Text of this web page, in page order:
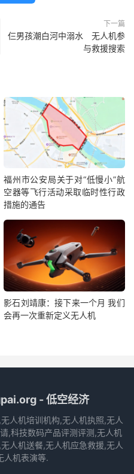
下一篇
仨男孩潮白河中溺水 无人机参
与救援搜索
福州市公安局关于对“低慢小”航
空器等飞行活动采取临时性行政
措施的通告
影石刘靖康：接下来一个月 我们
会再一次重新定义无人机
- 低空经济
人机培训机构,无人机执照,无人
,科技数码产品评测评测,无人机
人机送餐,无人机应急救援,无人
人机表演等.